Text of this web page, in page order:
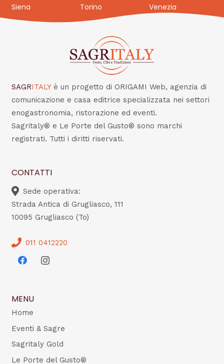
Siena
Torino Venezia
SAGRITALY è un progetto di ORIGAMI Web, agenzia di
comunicazione e casa editrice specializzata nei settori
enogastronomia, ristorazione ed eventi.
Sagritaly® e Le Porte del Gusto® sono marchi
registrati. Tutti i diritti riservati.
CONTATTI
Sede operativa:
Strada Antica di Grugliasco, 111
10095 Grugliasco (To)
011 0412220
MENU
Home
Eventi & Sagre
Sagritaly Gold
Le Porte del Gusto®